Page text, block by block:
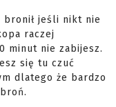
bronił jeśli nikt nie
raczej
minut nie zabijesz.
się tu czuć
dlatego że bardzo